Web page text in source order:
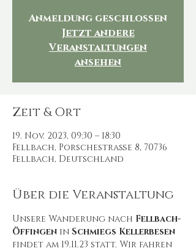
Anmeldung geschlossen
Jetzt andere
Veranstaltungen
ansehen
Zeit & Ort
19. Nov. 2023, 09:30 – 18:30
Fellbach, Porschestraße 8, 70736
Fellbach, Deutschland
Über die Veranstaltung
Unsere Wanderung nach Fellbach-
Öffingen in Schmiegs Kellerbesen
findet am 19.11.23 statt. Wir fahren